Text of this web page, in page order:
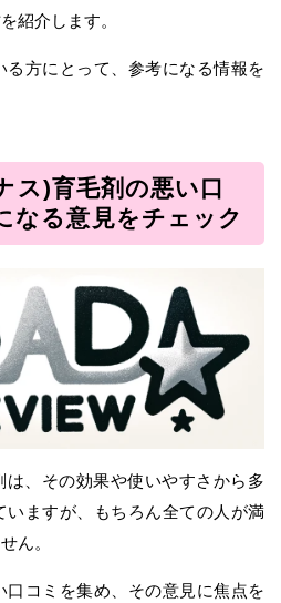
紹介します。
る方にとって、参考になる情報を
ス)育毛剤の悪い口
なる意見をチェック
は、その効果や使いやすさから多
いますが、もちろん全ての人が満
ん。
コミを集め、その意見に焦点を